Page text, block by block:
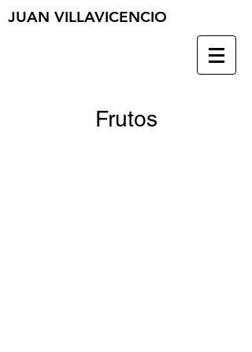
JUAN VILLAVICENCIO
Frutos